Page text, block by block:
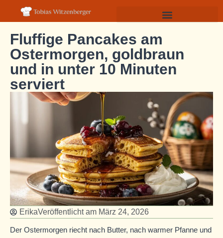
Fluffige Pancakes am
Ostermorgen, goldbraun
und in unter 10 Minuten
serviert
ErikaVeröffentlicht am März 24, 2026
Der Ostermorgen riecht nach Butter, nach warmer Pfanne und